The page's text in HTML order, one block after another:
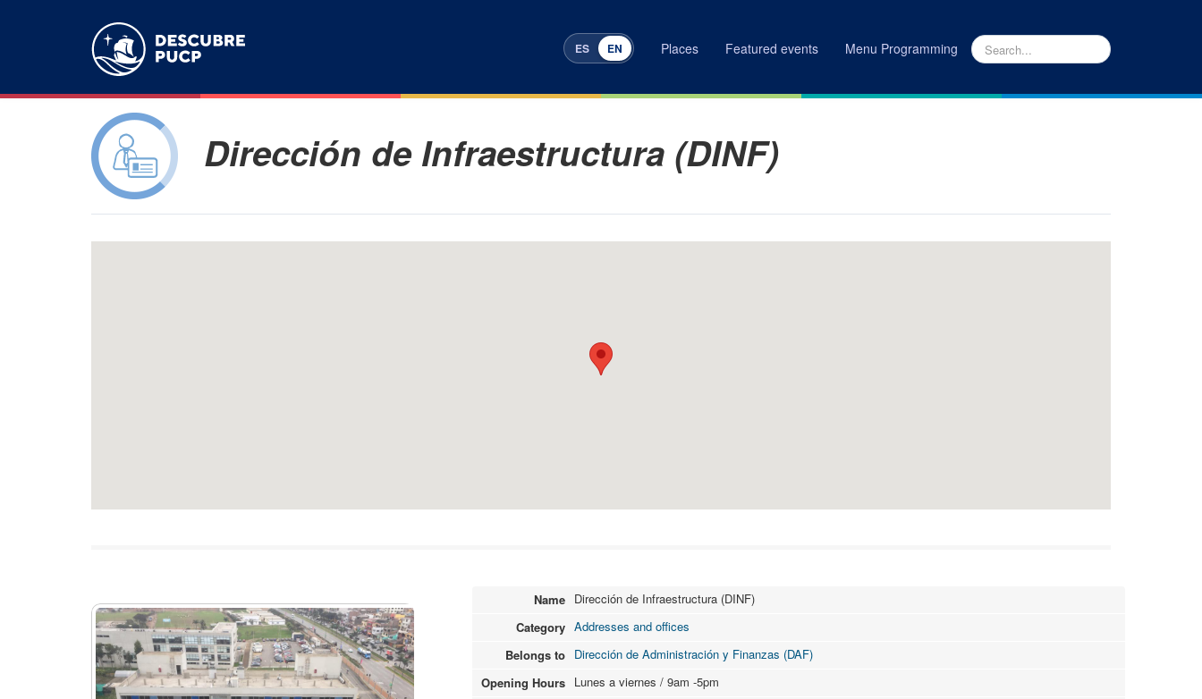
ES EN Places Featured events Menu Programming
DIRECCIÓN DE INFRAESTRUCTURA (DINF)
Dirección de Infraestructura (DINF)
Name Dirección de Infraestructura (DINF)
Category Addresses and offices
Belongs to Dirección de Administración y Finanzas (DAF)
Opening Hours Lunes a viernes / 9am -5pm